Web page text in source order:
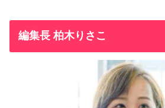
編集長 柏木りさこ